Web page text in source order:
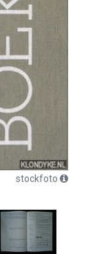
stockfoto